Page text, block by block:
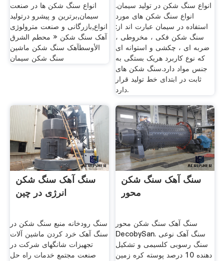
انواع سنگ شکن ها در صنعت
سیمان,برترین و پیشرو درتولید
انواع,بازرگانی و صنعت مترولوژی
آهک سنگ شکن « محطم الشرق
الأوسطآهک سنگ شکن ‫ماشین
انواع سنگ شکن در تولید سیمان.
انواع سنگ شکن های مورد
استفاده در سیمان عبارت اند از:
سنگ شکن فکی ، مخروطی ،
ضربه ای ، چکشی و استوانه ای
که نوع کاربرد هریک بستگی به
جنس مواد دارد.سنگ شکن های
ثابت در ابتدای خط تولید قرار
دارد.
سنگ آهک سنگ شکن
انرژی در چین
سنگ رودخانه منبع سنگ شکن در
سنگ آهک خرد کردن ماشین آلات
تجهیزات شانگهای شرکت در
صنعت مجتمع خدمات راه حل
سنگ آهک سنگ شکن
محور
سنگ آهک سنگ شکن محور
DecobySan. سنگ آهک نوعی
سنگ رسوبی کلسیمی و تشکیل
دهنده 10 درصد پوسته کره زمین